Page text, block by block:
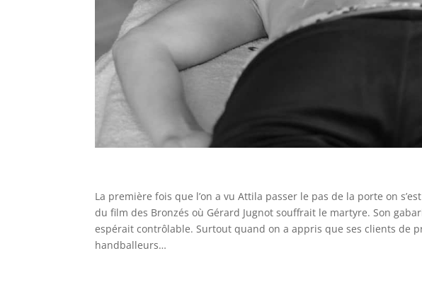
La première fois que l’on a vu Attila passer le pas de la porte on
du film des Bronzés où Gérard Jugnot souffrait le martyre. Son
espérait contrôlable. Surtout quand on a appris que ses clients de
handballeurs…